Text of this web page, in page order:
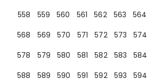
558
559 560 561 562 563 564
568
569 570 571 572 573 574
578
579 580 581 582 583 584
588
589 590 591 592 593 594